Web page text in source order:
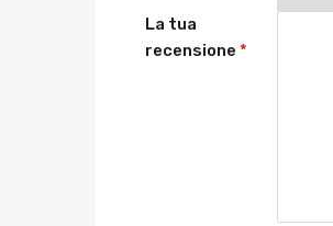
La tua
recensione *